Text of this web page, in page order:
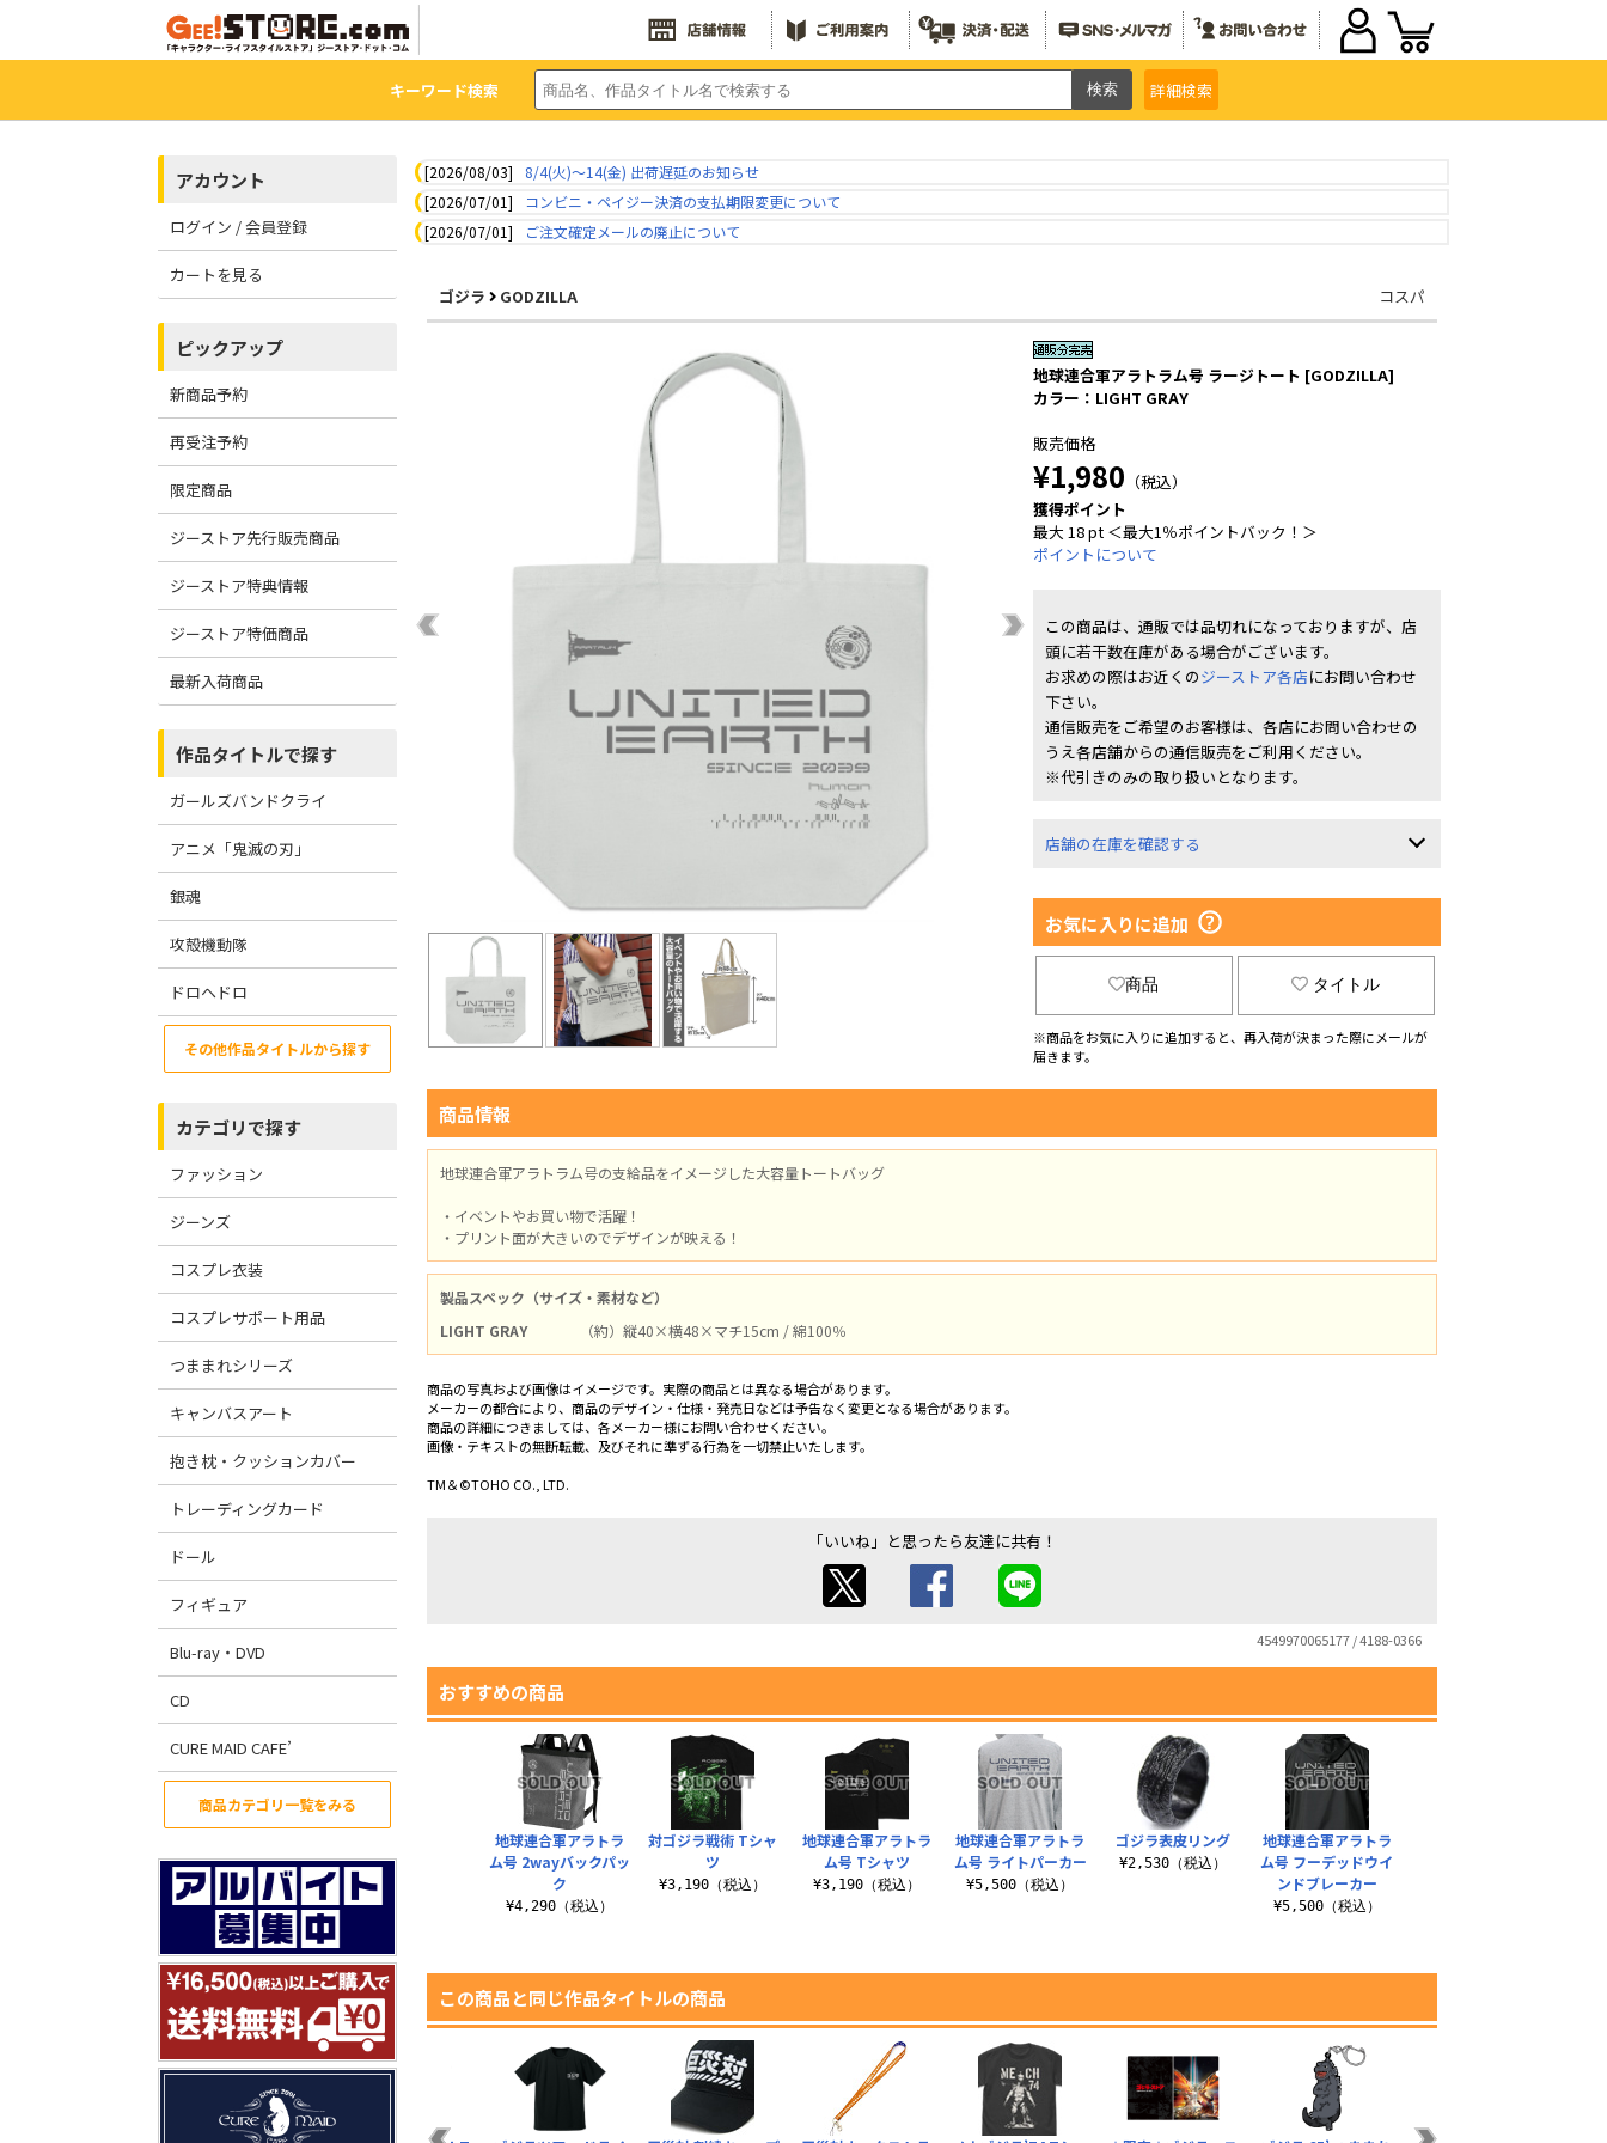
キーワード検索 詳細検索
アカウント
ログイン / 会員登録
カートを見る
ピックアップ
新商品予約
再受注予約
限定商品
ジーストア先行販売商品
ジーストア特典情報
ジーストア特価商品
最新入荷商品
作品タイトルで探す
ガールズバンドクライ
アニメ「鬼滅の刃」
銀魂
攻殻機動隊
ドロヘドロ
その他作品タイトルから探す
カテゴリで探す
ファッション
ジーンズ
コスプレ衣装
コスプレサポート用品
つままれシリーズ
キャンバスアート
抱き枕・クッションカバー
トレーディングカード
ドール
フィギュア
Blu-ray・DVD
CD
CURE MAID CAFE’
商品カテゴリ一覧をみる
[2026/08/03]
8/4(火)～14(金) 出荷遅延のお知らせ
[2026/07/01]
コンビニ・ペイジー決済の支払期限変更について
[2026/07/01]
ご注文確定メールの廃止について
ゴジラ GODZILLA コスパ
地球連合軍アラトラム号 ラージトート [GODZILLA]
カラー：LIGHT GRAY
販売価格
¥1,980 （税込）
獲得ポイント
最大 18 pt ＜最大1％ポイントバック！＞
ポイントについて
この商品は、通販では品切れになっておりますが、店
頭に若干数在庫がある場合がございます。
お求めの際はお近くのジーストア各店にお問い合わせ
下さい。
通信販売をご希望のお客様は、各店にお問い合わせの
うえ各店舗からの通信販売をご利用ください。
※代引きのみの取り扱いとなります。
店舗の在庫を確認する
お気に入りに追加
商品 タイトル
※商品をお気に入りに追加すると、再入荷が決まった際にメールが
届きます。
商品情報
地球連合軍アラトラム号の支給品をイメージした大容量トートバッグ
・イベントやお買い物で活躍！
・プリント面が大きいのでデザインが映える！
製品スペック（サイズ・素材など）
LIGHT GRAY
（約）縦40×横48×マチ15cm / 綿100％
商品の写真および画像はイメージです。実際の商品とは異なる場合があります。
メーカーの都合により、商品のデザイン・仕様・発売日などは予告なく変更となる場合があります。
商品の詳細につきましては、各メーカー様にお問い合わせください。
画像・テキストの無断転載、及びそれに準ずる行為を一切禁止いたします。
TM＆©TOHO CO., LTD.
「いいね」と思ったら友達に共有！
4549970065177 / 4188-0366
おすすめの商品
地球連合軍アラトラ
ム号 Tシャツ
¥3,190（税込）
地球連合軍アラトラ
ム号 ライトパーカー
¥5,500（税込）
ゴジラ表皮リング
¥2,530（税込）
地球連合軍アラトラ
ム号 フーデッドウイ
ンドブレーカー
¥5,500（税込）
地球連合軍アラトラ
ム号 2wayバックパッ
ク
¥4,290（税込）
対ゴジラ戦術 Tシャ
ツ
¥3,190（税込）
この商品と同じ作品タイトルの商品